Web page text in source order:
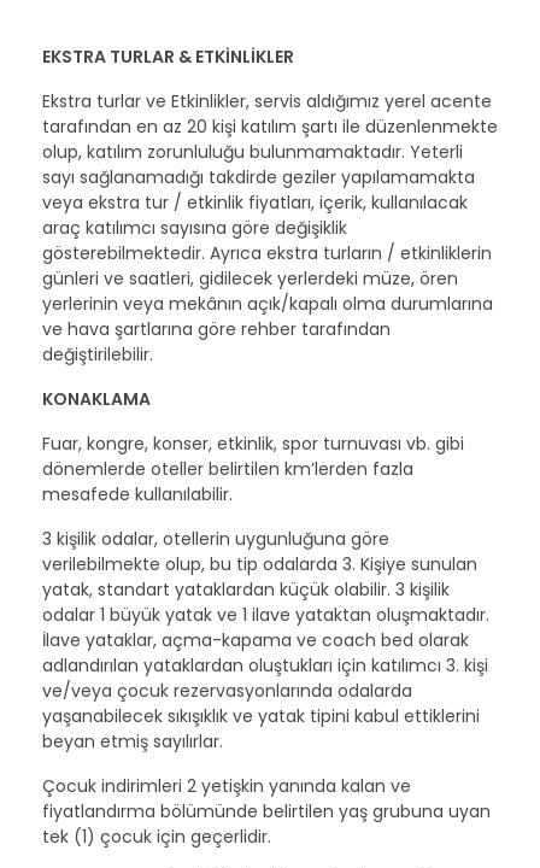
EKSTRA TURLAR & ETKİNLİKLER
Ekstra turlar ve Etkinlikler, servis aldığımız yerel acente
tarafından en az 20 kişi katılım şartı ile düzenlenmekte
olup, katılım zorunluluğu bulunmamaktadır. Yeterli
sayı sağlanamadığı takdirde geziler yapılamamakta
veya ekstra tur / etkinlik fiyatları, içerik, kullanılacak
araç katılımcı sayısına göre değişiklik
gösterebilmektedir. Ayrıca ekstra turların / etkinliklerin
günleri ve saatleri, gidilecek yerlerdeki müze, ören
yerlerinin veya mekânın açık/kapalı olma durumlarına
ve hava şartlarına göre rehber tarafından
değiştirilebilir.
KONAKLAMA
Fuar, kongre, konser, etkinlik, spor turnuvası vb. gibi
dönemlerde oteller belirtilen km’lerden fazla
mesafede kullanılabilir.
3 kişilik odalar, otellerin uygunluğuna göre
verilebilmekte olup, bu tip odalarda 3. Kişiye sunulan
yatak, standart yataklardan küçük olabilir. 3 kişilik
odalar 1 büyük yatak ve 1 ilave yataktan oluşmaktadır.
İlave yataklar, açma-kapama ve coach bed olarak
adlandırılan yataklardan oluştukları için katılımcı 3. kişi
ve/veya çocuk rezervasyonlarında odalarda
yaşanabilecek sıkışıklık ve yatak tipini kabul ettiklerini
beyan etmiş sayılırlar.
Çocuk indirimleri 2 yetişkin yanında kalan ve
fiyatlandırma bölümünde belirtilen yaş grubuna uyan
tek (1) çocuk için geçerlidir.